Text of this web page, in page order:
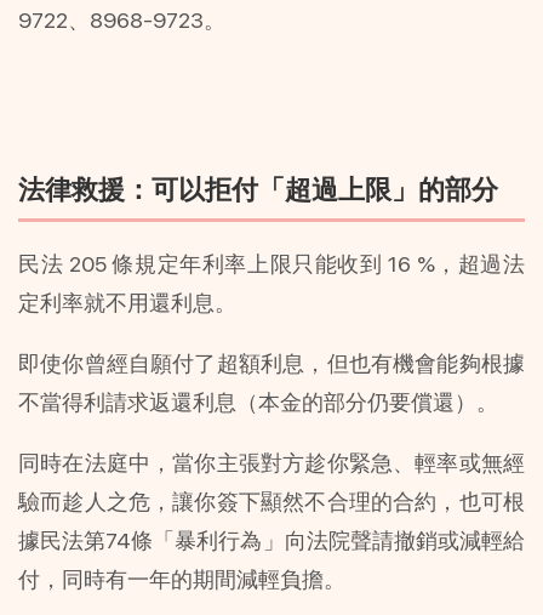
9722、8968-9723。
法律救援：可以拒付「超過上限」的部分
民法 205 條規定年利率上限只能收到 16 %，超過法
定利率就不用還利息。
即使你曾經自願付了超額利息，但也有機會能夠根據
不當得利請求返還利息（本金的部分仍要償還）。
同時在法庭中，當你主張對方趁你緊急、輕率或無經
驗而趁人之危，讓你簽下顯然不合理的合約，也可根
據民法第74條「暴利行為」向法院聲請撤銷或減輕給
付，同時有一年的期間減輕負擔。